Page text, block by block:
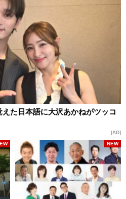
た日本語に大沢あかねがツッコ
AD
NEW